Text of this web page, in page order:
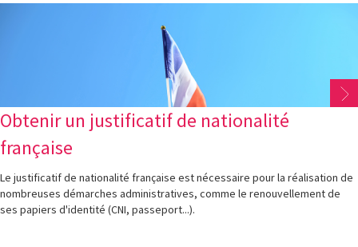
Obtenir un justificatif de nationalité
française
Le justificatif de nationalité française est nécessaire pour la réalisation de
nombreuses démarches administratives, comme le renouvellement de
ses papiers d'identité (CNI, passeport...).